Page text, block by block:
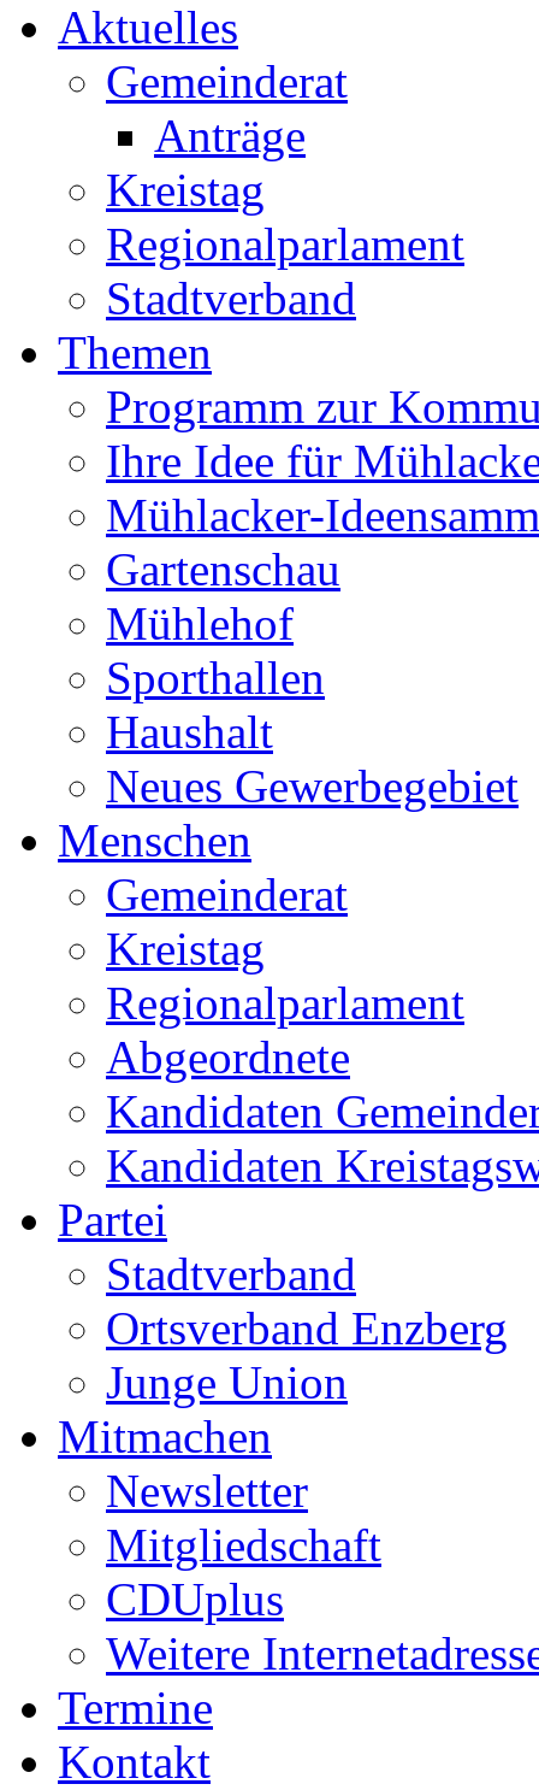
Aktuelles
Gemeinderat
Anträge
Kreistag
Regionalparlament
Stadtverband
Themen
Programm zur
Ihre Idee für
Mühlacker-
Gartenschau
Mühlehof
Sporthallen
Haushalt
Neues Gewerbegebiet
Menschen
Gemeinderat
Kreistag
Regionalparlament
Abgeordnete
Kandidaten
Kandidaten
Partei
Stadtverband
Ortsverband Enzberg
Junge Union
Mitmachen
Newsletter
Mitgliedschaft
CDUplus
Weitere
Termine
Kontakt